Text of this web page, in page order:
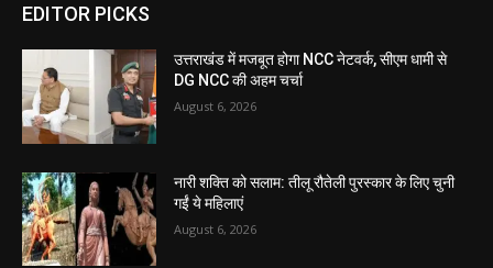
EDITOR PICKS
उत्तराखंड में मजबूत होगा NCC नेटवर्क, सीएम धामी से
DG NCC की अहम चर्चा
August 6, 2026
नारी शक्ति को सलाम: तीलू रौतेली पुरस्कार के लिए चुनी
गईं ये महिलाएं
August 6, 2026